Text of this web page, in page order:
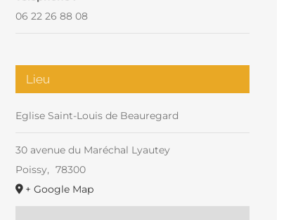
06 22 26 88 08
Lieu
Eglise Saint-Louis de Beauregard
30 avenue du Maréchal Lyautey
Poissy, 78300
+ Google Map